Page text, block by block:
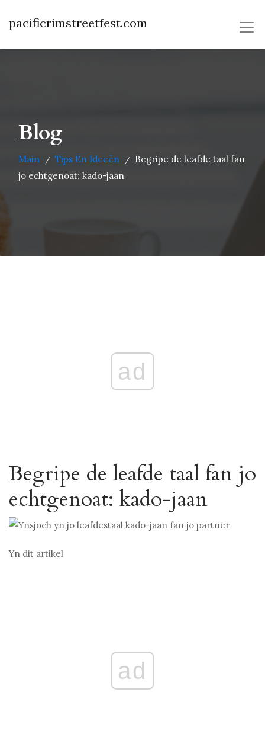
pacificrimstreetfest.com
Blog
Main / Tips En Ideeën /
Begripe de leafde taal fan
jo echtgenoat: kado-jaan
ad
Begripe de leafde taal fan jo
echtgenoat: kado-jaan
Yn dit artikel
ad